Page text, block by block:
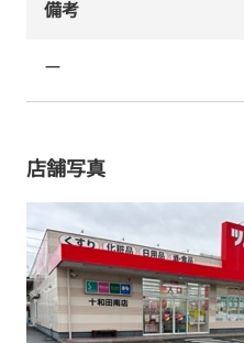
備考
ー
店舗写真